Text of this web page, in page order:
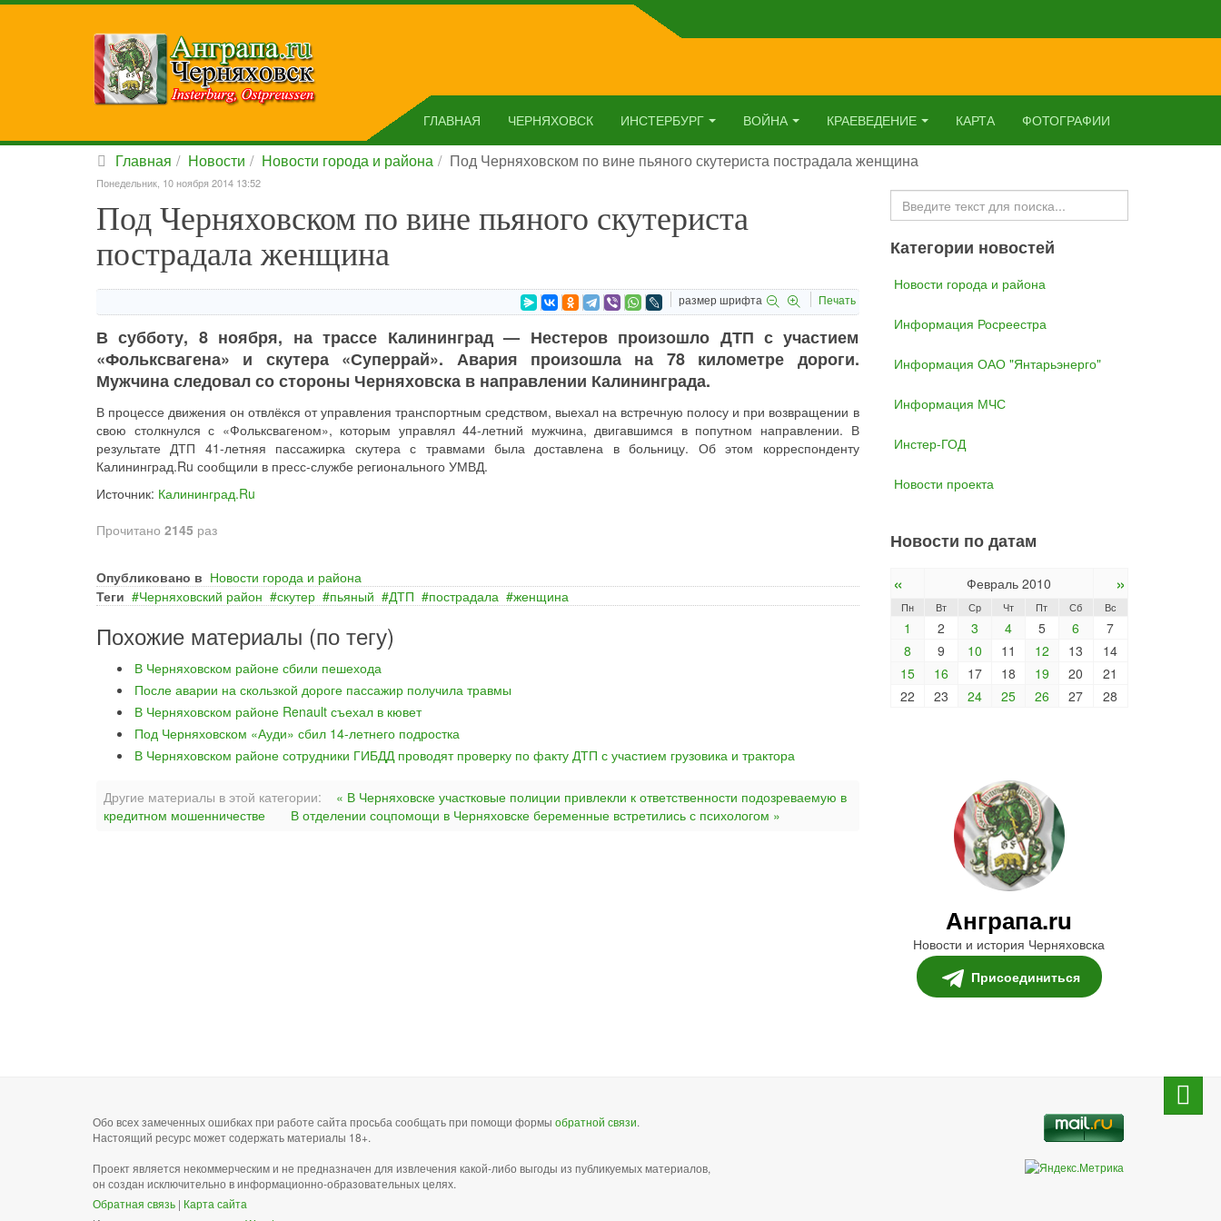
ГЛАВНАЯ ЧЕРНЯХОВСК ИНСТЕРБУРГ ВОЙНА КРАЕВЕДЕНИЕ КАРТА ФОТОГРАФИИ
Главная Новости Новости города и района Под Черняховском по вине пьяного скутериста пострадала женщина
Понедельник, 10 ноября 2014 13:52
Под Черняховском по вине пьяного скутериста
пострадала женщина
размер шрифта Печать
В субботу, 8 ноября, на трассе Калининград — Нестеров произошло ДТП с участием
«Фольксвагена» и скутера «Суперрай». Авария произошла на 78 километре дороги.
Мужчина следовал со стороны Черняховска в направлении Калининграда.
В процессе движения он отвлёкся от управления транспортным средством, выехал на встречную полосу и при возвращении в
свою столкнулся с «Фольксвагеном», которым управлял 44-летний мужчина, двигавшимся в попутном направлении. В
результате ДТП 41-летняя пассажирка скутера с травмами была доставлена в больницу. Об этом корреспонденту
Калининград.Ru сообщили в пресс-службе регионального УМВД.
Источник: Калининград.Ru
Прочитано 2145 раз
Опубликовано в Новости города и района
Теги
Черняховский район скутер пьяный ДТП пострадала женщина
Похожие материалы (по тегу)
В Черняховском районе сбили пешехода
После аварии на скользкой дороге пассажир получила травмы
В Черняховском районе Renault съехал в кювет
Под Черняховском «Ауди» сбил 14-летнего подростка
В Черняховском районе сотрудники ГИБДД проводят проверку по факту ДТП с участием грузовика и трактора
Другие материалы в этой категории:
« В Черняховске участковые полиции привлекли к ответственности подозреваемую в
кредитном мошенничестве
В отделении соцпомощи в Черняховске беременные встретились с психологом »
Искать...
Категории новостей
Новости города и района
Информация Росреестра
Информация ОАО "Янтарьэнерго"
Информация МЧС
Инстер-ГОД
Новости проекта
Новости по датам
« Февраль 2010 »
Пн Вт Ср Чт Пт Сб Вс
1 2 3 4 5 6
7
8
9 10 11 12 13
14
15
16 17 18 19 20
21
22
23 24 25 26 27 28
Анграпа.ru
Новости и история Черняховска
Присоединиться
Обо всех замеченных ошибках при работе сайта просьба сообщать при помощи формы обратной связи.
Настоящий ресурс может содержать материалы 18+.
Проект является некоммерческим и не предназначен для извлечения какой-либо выгоды из публикуемых материалов,
он создан исключительно в информационно-образовательных целях.
Обратная связь | Карта сайта